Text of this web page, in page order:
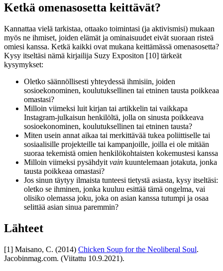
Ketkä omenasosetta keittävät?
Kannattaa vielä tarkistaa, ottaako toimintasi (ja aktivismisi) mukaan
myös ne ihmiset, joiden elämät ja ominaisuudet eivät suoraan risteä
omiesi kanssa. Ketkä kaikki ovat mukana keittämässä omenasosetta?
Kysy itseltäsi nämä kirjailija Suzy Expositon [10] tärkeät
kysymykset:
Oletko säännöllisesti yhteydessä ihmisiin, joiden
sosioekonominen, koulutuksellinen tai etninen tausta poikkeaa
omastasi?
Milloin viimeksi luit kirjan tai artikkelin tai vaikkapa
Instagram-julkaisun henkilöltä, jolla on sinusta poikkeava
sosioekonominen, koulutuksellinen tai etninen tausta?
Miten usein annat aikaa tai merkittävää tukea poliittiselle tai
sosiaalisille projekteille tai kampanjoille, joilla ei ole mitään
suoraa tekemistä omien henkilökohtaisten kokemustesi kanssa
Milloin viimeksi pysähdyit vain kuuntelemaan jotakuta, jonka
tausta poikkeaa omastasi?
Jos sinun täytyy ilmaista tunteesi tietystä asiasta, kysy itseltäsi:
oletko se ihminen, jonka kuuluu esittää tämä ongelma, vai
olisiko olemassa joku, joka on asian kanssa tutumpi ja osaa
selittää asian sinua paremmin?
Lähteet
[1] Maisano, C. (2014) Chicken Soup for the Neoliberal Soul.
Jacobinmag.com. (Viitattu 10.9.2021).